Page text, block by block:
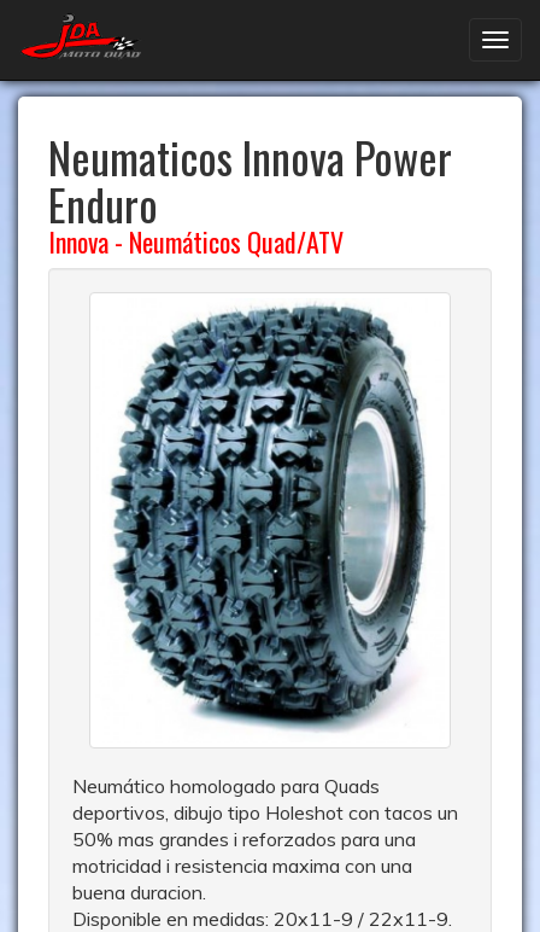
Neumaticos Innova Power
Enduro
Innova- Neumáticos Quad/ATV
Neumático homologado para Quads
deportivos, dibujo tipo Holeshot con tacos un
50% mas grandes i reforzados para una
motricidad i resistencia maxima con una
buena duracion.
Disponible en medidas: 20x11-9 / 22x11-9.